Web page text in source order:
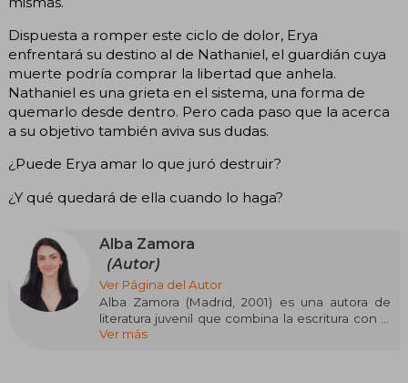
Dispuesta a romper este ciclo de dolor, Erya
enfrentará su destino al de Nathaniel, el guardián cuya
muerte podría comprar la libertad que anhela.
Nathaniel es una grieta en el sistema, una forma de
quemarlo desde dentro. Pero cada paso que la acerca
a su objetivo también aviva sus dudas.
¿Puede Erya amar lo que juró destruir?
¿Y qué quedará de ella cuando lo haga?
Alba Zamora
(Autor)
Ver Página del Autor
Alba Zamora (Madrid, 2001) es una autora de
literatura juvenil que combina la escritura con la
carrera de Medicina y su canal de TikTok, en el
Ver más